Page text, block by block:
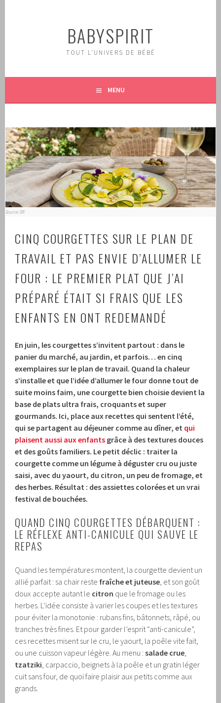
BABYSPIRIT
TOUT L'UNIVERS DE BÉBÉ
MENU
Source: DR
CINQ COURGETTES SUR LE PLAN DE
TRAVAIL ET PAS ENVIE D’ALLUMER LE
FOUR : LE PREMIER PLAT QUE J’AI
PRÉPARÉ ÉTAIT SI FRAIS QUE LES
ENFANTS EN ONT REDEMANDÉ
En juin, les courgettes s’invitent partout : dans le
panier du marché, au jardin, et parfois… en cinq
exemplaires sur le plan de travail. Quand la chaleur
s’installe et que l’idée d’allumer le four donne tout de
suite moins faim, une courgette bien choisie devient la
base de plats ultra frais, croquants et super
gourmands. Ici, place aux recettes qui sentent l’été,
qui se partagent au déjeuner comme au dîner, et qui
plaisent aussi aux enfants grâce à des textures douces
et des goûts familiers. Le petit déclic : traiter la
courgette comme un légume à déguster cru ou juste
saisi, avec du yaourt, du citron, un peu de fromage, et
des herbes. Résultat : des assiettes colorées et un vrai
festival de bouchées.
QUAND CINQ COURGETTES DÉBARQUENT :
LE RÉFLEXE ANTI-CANICULE QUI SAUVE LE
REPAS
Quand les températures montent, la courgette devient un
allié parfait : sa chair reste fraîche et juteuse , et son goût
doux accepte autant le citron que le fromage ou les
herbes. L’idée consiste à varier les coupes et les textures
pour éviter la monotonie : rubans fins, bâtonnets, râpé, ou
tranches très fines. Et pour garder l’esprit “anti-canicule”,
ces recettes misent sur le cru, le yaourt, la poêle vite fait,
ou une cuisson vapeur légère. Au menu :salade crue
tzatziki , carpaccio, beignets à la poêle et un gratin léger
cuit sans four, de quoi faire plaisir aux petits comme aux
grands.